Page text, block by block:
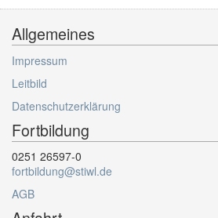
Allgemeines
Impressum
Leitbild
Datenschutzerklärung
Fortbildung
0251 26597-0
fortbildung@stiwl.de
AGB